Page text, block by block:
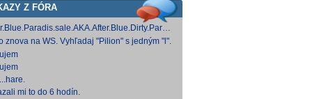
Z FÓRA
[15,19 GB]
znova na WS. Vyhľadaj "Pilion" s jedným "l".
mi to do 6 hodín.